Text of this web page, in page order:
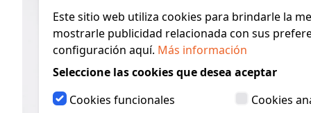
Este sitio web utiliza cookies para brindarle la
mostrarle publicidad relacionada con sus
configuración aquí. Más información
Seleccione las cookies que desea aceptar
Cookies funcionales
Cookies